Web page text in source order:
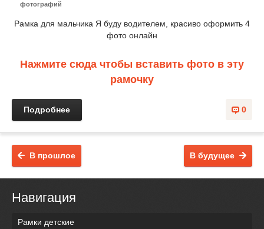
фотографий
Рамка для мальчика Я буду водителем, красиво оформить 4
фото онлайн
Нажмите сюда чтобы вставить фото в эту
рамочку
0
Подробнее
В будущее
В прошлое
Навигация
Рамки детские